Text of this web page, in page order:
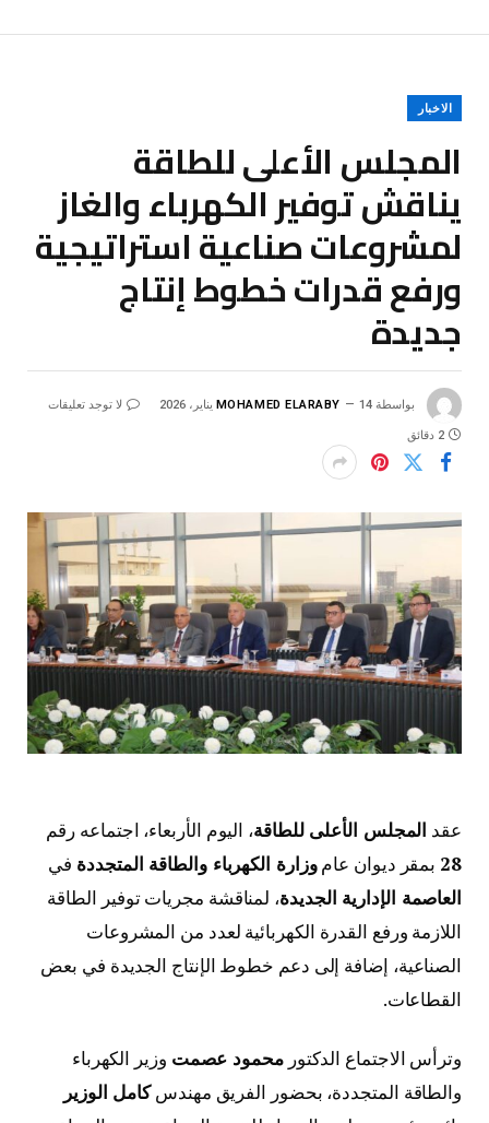
الاخبار
المجلس الأعلى للطاقة
يناقش توفير الكهرباء والغاز
لمشروعات صناعية استراتيجية
ورفع قدرات خطوط إنتاج
جديدة
بواسطة MOHAMED ELARABY 14 يناير، 2026 لا توجد تعليقات
2 دقائق
عقد المجلس الأعلى للطاقة، اليوم الأربعاء، اجتماعه رقم
28 بمقر ديوان عاموزارة الكهرباء والطاقة المتجددة في
العاصمة الإدارية الجديدة، لمناقشة مجريات توفير الطاقة
اللازمة ورفع القدرة الكهربائية لعدد من المشروعات
الصناعية، إضافة إلى دعم خطوط الإنتاج الجديدة في بعض
القطاعات.
وترأس الاجتماع الدكتورمحمود عصمت وزير الكهرباء
والطاقة المتجددة، بحضور الفريق مهندسكامل الوزير